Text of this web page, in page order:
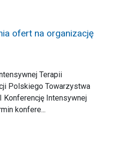
ofert na organizację
Terapii
Polskiego Towarzystwa
Konferencję Intensywnej
konfere...